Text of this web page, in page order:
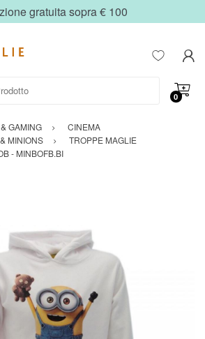
gratuita sopra € 100
0
GAMING
CINEMA
MINIONS
TROPPE MAGLIE
- MINBOFB.BI